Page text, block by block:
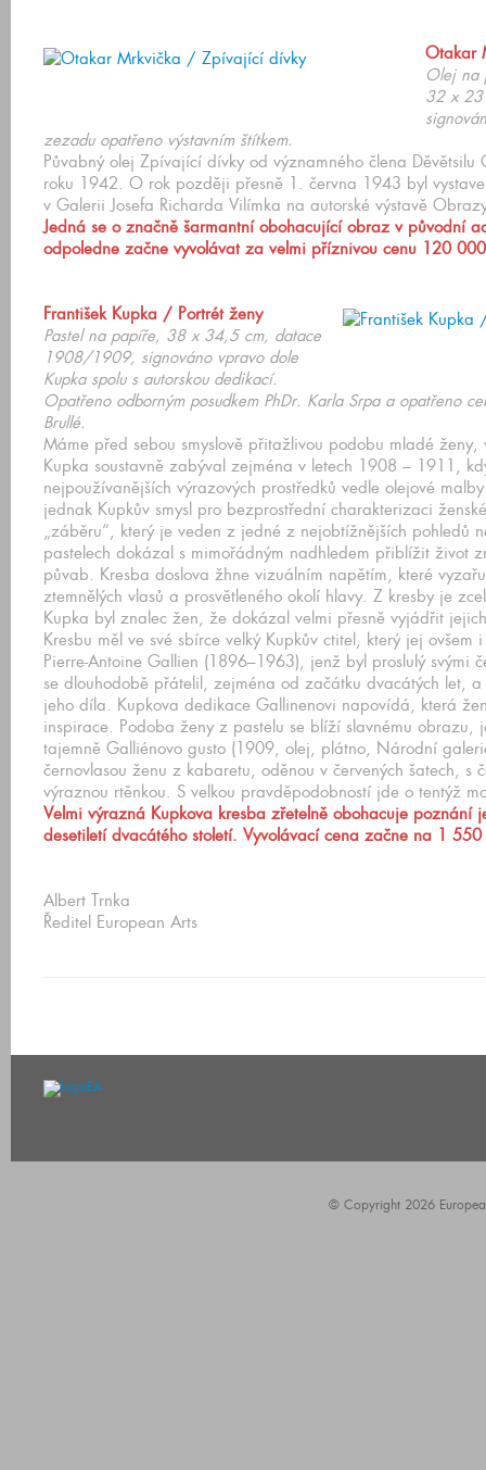
Otakar
Olej na
32 x 23
zezadu opatřeno výstavním štítkem.
Půvabný olej Zpívající dívky od významného člena
roku 1942. O rok později přesně 1. června 1943 byl
v Galerii Josefa Richarda Vilímka na autorské výstavě
Jedná se o značně šarmantní obohacující obraz v původní
odpoledne začne vyvolávat za velmi příznivou cenu 120
František Kupka / Portrét ženy
Pastel na papíře, 38 x 34,5 cm, datace
1908/1909, signováno vpravo dole
Kupka spolu s autorskou dedikací.
Opatřeno odborným posudkem PhDr. Karla Srpa a opatřeno
Brullé.
Máme před sebou smyslově přitažlivou podobu mladé
Kupka soustavně zabýval zejména v letech 1908 – 1911,
nejpoužívanějších výrazových prostředků vedle olejové
jednak Kupkův smysl pro bezprostřední charakterizaci
„záběru“, který je veden z jedné z nejobtížnějších pohledů
pastelech dokázal s mimořádným nadhledem přiblížit život
půvab. Kresba doslova žhne vizuálním napětím, které
ztemnělých vlasů a prosvětleného okolí hlavy. Z kresby je
Kupka byl znalec žen, že dokázal velmi přesně vyjádřit
Kresbu měl ve své sbírce velký Kupkův ctitel, který jej
Pierre-Antoine Gallien (1896–1963), jenž byl proslulý svými
se dlouhodobě přátelil, zejména od začátku dvacátých let,
jeho díla. Kupkova dedikace Gallinenovi napovídá, která
inspirace. Podoba ženy z pastelu se blíží slavnému obrazu,
tajemně Galliénovo gusto (1909, olej, plátno, Národní
černovlasou ženu z kabaretu, oděnou v červených šatech, s
výraznou rtěnkou. S velkou pravděpodobností jde o tentýž
Velmi výrazná Kupkova kresba zřetelně obohacuje poznání
desetiletí dvacátého století. Vyvolávací cena začne na 1
Albert Trnka
Ředitel European Arts
© Copyright 2026